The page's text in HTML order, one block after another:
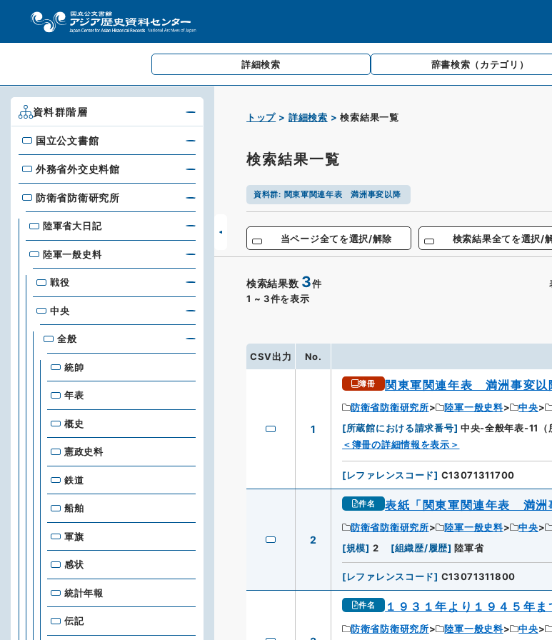
詳細検索 辞書検索 （カテゴリ）
トップ 詳細検索 検索結果一覧
検索結果一覧
資料群: 関東軍関連年表 満洲事変以降
当ページ全てを選択/解除 検索結果全てを選択/
検索結果数 3件
1 ~ 3件を表示
CSV出力 No.
1
簿冊 関東軍関連年表 満洲事変以
防衛省防衛研究所 陸軍一般史料 中央
[所蔵館における請求番号] 中央-全般年表-11（
＜簿冊の詳細情報を表示＞
[レファレンスコード] C13071311700
2
件名 表紙「関東軍関連年表 満洲
防衛省防衛研究所 陸軍一般史料 中央
[規模] 2 [組織歴/履歴] 陸軍省
[レファレンスコード] C13071311800
件名 １９３１年より１９４５年
防衛省防衛研究所 陸軍一般史料 中央
資料群階層
国立公文書館
国立公文書館
外務省外交史料館
外務省外交史料館
防衛省防衛研究所
防衛省防衛研究所
陸軍省大日記
陸軍一般史料
戦役
中央
全般
統帥
年表
概史
憲政史料
鉄道
船舶
軍旗
感状
統計年報
伝記